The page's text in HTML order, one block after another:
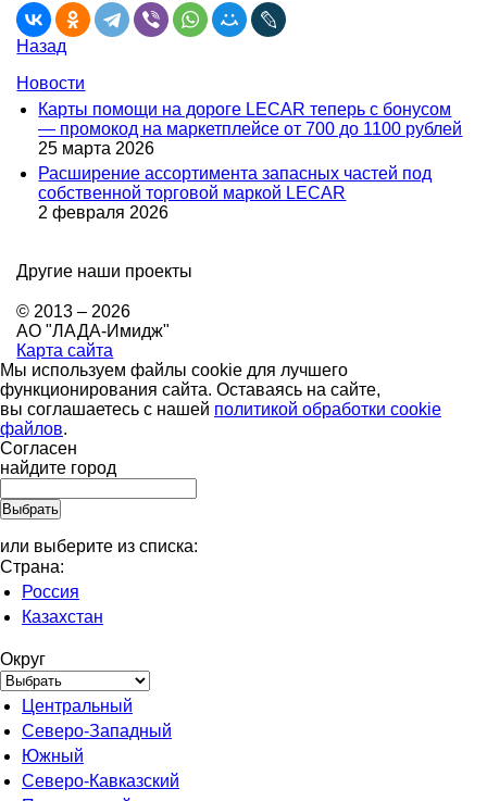
Назад
Новости
Карты помощи на дороге LECAR теперь с бонусом
— промокод на маркетплейсе от 700 до 1100 рублей
25 марта 2026
Расширение ассортимента запасных частей под
собственной торговой маркой LECAR
2 февраля 2026
Другие наши проекты
© 2013 – 2026
АО "ЛАДА-Имидж"
Карта сайта
Мы используем файлы cookie для лучшего
функционирования сайта. Оставаясь на сайте,
вы соглашаетесь с нашей политикой обработки cookie
файлов.
Согласен
найдите город
или выберите из списка:
Страна:
Россия
Казахстан
Округ
Центральный
Северо-Западный
Южный
Северо-Кавказский